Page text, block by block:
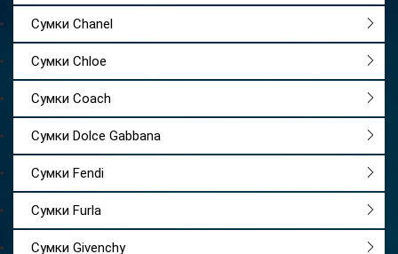
Сумки Chanel
Сумки Chloe
Сумки Coach
Сумки Dolce Gabbana
Сумки Fendi
Сумки Furla
Сумки Givenchy